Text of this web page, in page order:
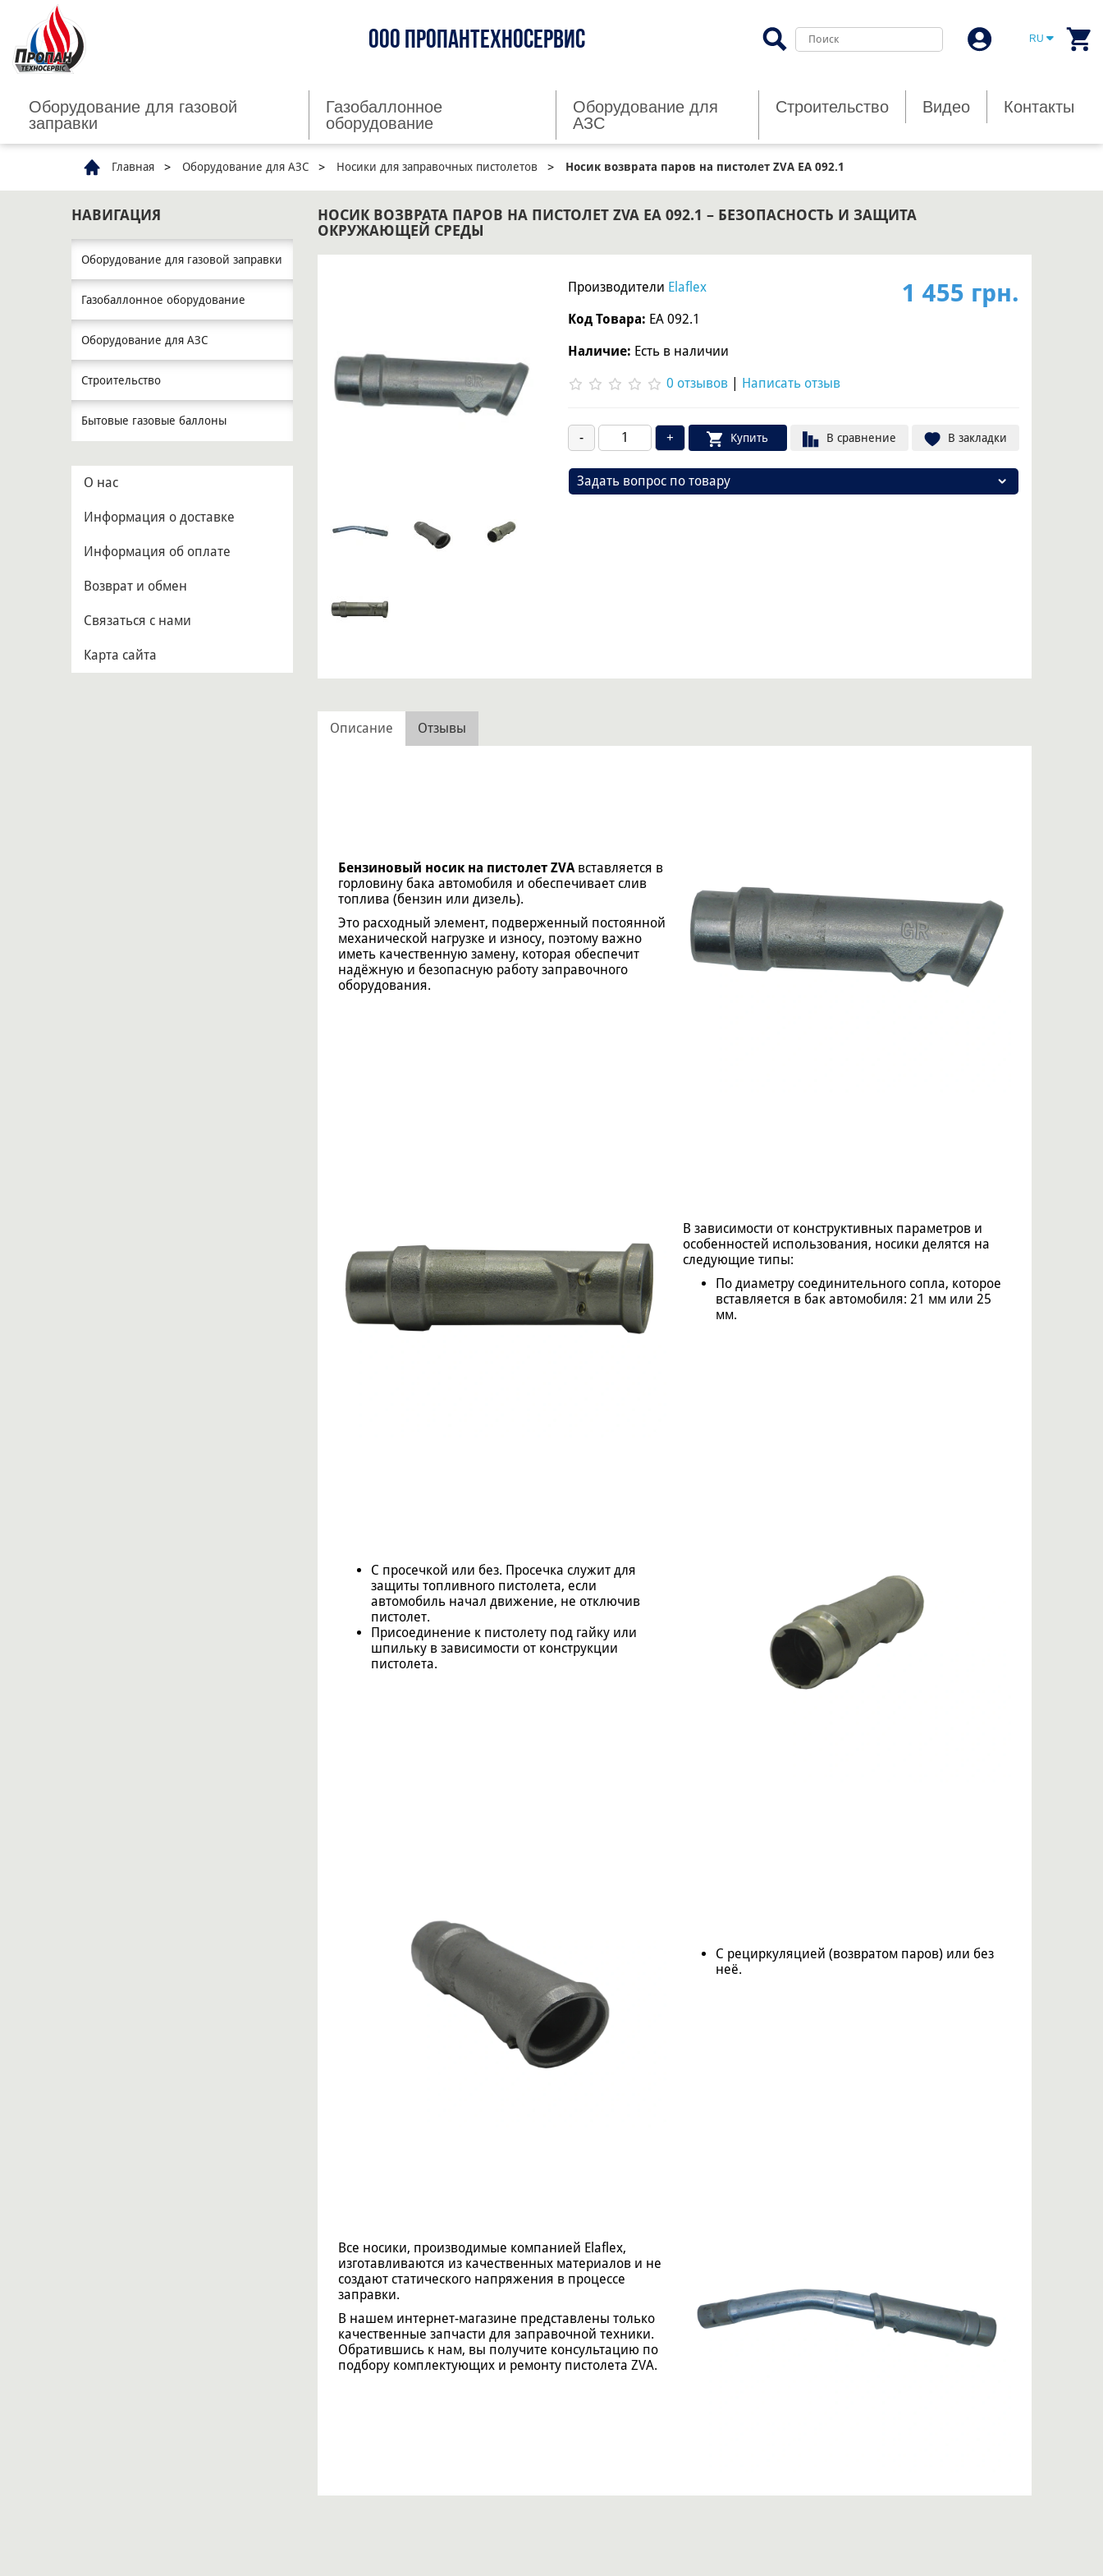
ООО ПРОПАНТЕХНОСЕРВИС
Оборудование для газовой
заправки
Газобаллонное
оборудование
Оборудование для
АЗС
Строительство Видео Контакты
RU
Главная Оборудование для АЗС Носики для заправочных пистолетов Носик возврата паров на пистолет ZVA EA 092.1
НАВИГАЦИЯ
Оборудование для газовой заправки
Газобаллонное оборудование
Оборудование для АЗС
Строительство
Бытовые газовые баллоны
О нас
Информация о доставке
Информация об оплате
Возврат и обмен
Связаться с нами
Карта сайта
НОСИК ВОЗВРАТА ПАРОВ НА ПИСТОЛЕТ ZVA EA 092.1 – БЕЗОПАСНОСТЬ И ЗАЩИТА
ОКРУЖАЮЩЕЙ СРЕДЫ
1 455 грн.
Производители Elaflex
Код Товара: EA 092.1
Наличие: Есть в наличии
0 отзывов| Написать отзыв
Купить В сравнение В закладки
Задать вопрос по товару
Описание Отзывы
Бензиновый носик на пистолет ZVAвставляется в
горловину бака автомобиля и обеспечивает слив
топлива (бензин или дизель).
Это расходный элемент, подверженный постоянной
механической нагрузке и износу, поэтому важно
иметь качественную замену, которая обеспечит
надёжную и безопасную работу заправочного
оборудования.
В зависимости от конструктивных параметров и
особенностей использования, носики делятся на
следующие типы:
По диаметру соединительного сопла, которое
вставляется в бак автомобиля: 21 мм или 25
мм.
С просечкой или без. Просечка служит для
защиты топливного пистолета, если
автомобиль начал движение, не отключив
пистолет.
Присоединение к пистолету под гайку или
шпильку в зависимости от конструкции
пистолета.
С рециркуляцией (возвратом паров) или без
неё.
Все носики, производимые компанией Elaflex,
изготавливаются из качественных материалов и не
создают статического напряжения в процессе
заправки.
В нашем интернет-магазине представлены только
качественные запчасти для заправочной техники.
Обратившись к нам, вы получите консультацию по
подбору комплектующих и ремонту пистолета ZVA.